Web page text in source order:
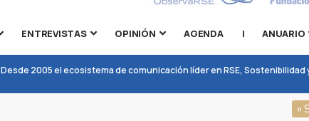
ENTREVISTAS OPINIÓN AGENDA | ANUARIO
Desde 2005 el ecosistema de comunicación líder en RSE, Sostenibilidad
»